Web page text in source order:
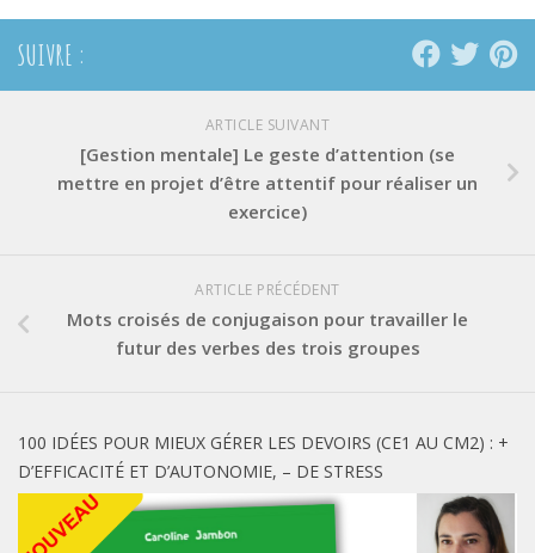
SUIVRE :
ARTICLE SUIVANT
[Gestion mentale] Le geste d’attention (se
mettre en projet d’être attentif pour réaliser un
exercice)
ARTICLE PRÉCÉDENT
Mots croisés de conjugaison pour travailler le
futur des verbes des trois groupes
100 IDÉES POUR MIEUX GÉRER LES DEVOIRS (CE1 AU CM2) : +
D’EFFICACITÉ ET D’AUTONOMIE, – DE STRESS